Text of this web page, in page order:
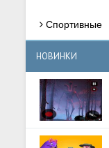
Спортивные
НОВИНКИ